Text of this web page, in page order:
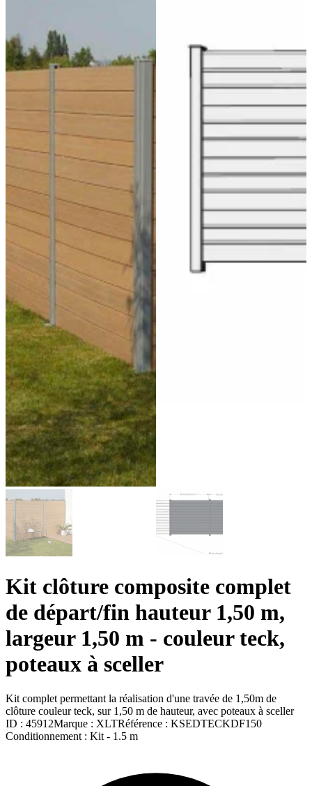
Kit clôture composite complet
de départ/fin hauteur 1,50 m,
largeur 1,50 m - couleur teck,
poteaux à sceller
Kit complet permettant la réalisation d'une travée de 1,50m de
clôture couleur teck, sur 1,50 m de hauteur, avec poteaux à sceller
ID : 45912Marque : XLTRéférence : KSEDTECKDF150
Conditionnement : Kit - 1.5 m